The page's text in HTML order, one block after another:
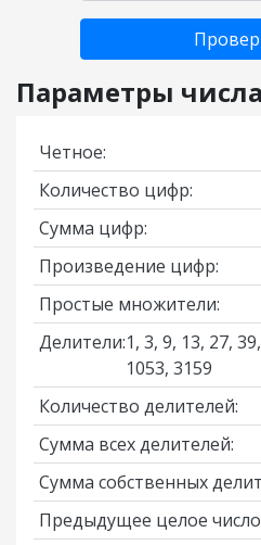
Параметры
Четное:
Количество цифр:
Сумма цифр:
Произведение цифр:
Простые множители:
Делители:1, 3, 9, 13, 27,
1053, 3159
Количество делителей:
Сумма всех делителей:
Сумма собственных
Предыдущее целое